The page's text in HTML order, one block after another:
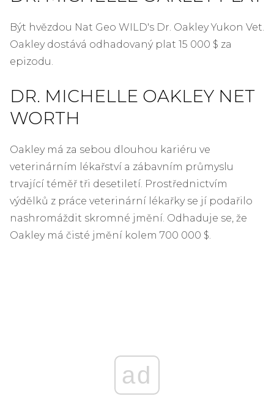
Být hvězdou Nat Geo WILD's Dr. Oakley Yukon Vet.
Oakley dostává odhadovaný plat 15 000 $ za
epizodu.
DR. MICHELLE OAKLEY NET
WORTH
Oakley má za sebou dlouhou kariéru ve
veterinárním lékařství a zábavním průmyslu
trvající téměř tři desetiletí. Prostřednictvím
výdělků z práce veterinární lékařky se jí podařilo
nashromáždit skromné ​​jmění. Odhaduje se, že
Oakley má čisté jmění kolem 700 000 $.
ad